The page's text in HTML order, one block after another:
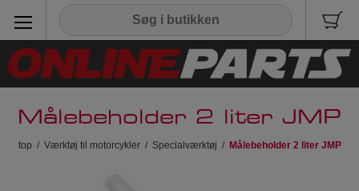
Målebeholder 2 liter JMP
top / Værktøj til motorcykler / Specialværktøj / Målebeholder 2 liter JMP